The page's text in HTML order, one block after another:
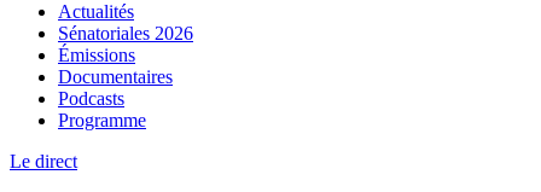
Actualités
Sénatoriales 2026
Émissions
Documentaires
Podcasts
Programme
Le direct